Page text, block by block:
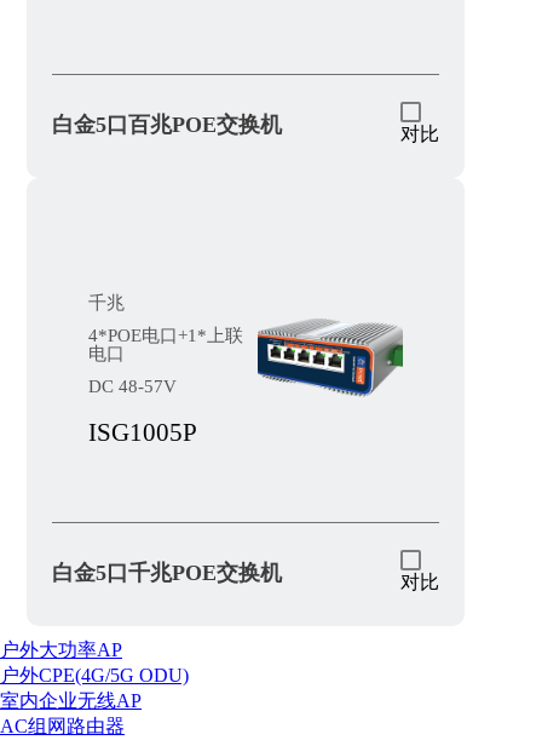
白金5口百兆POE交换机 对比
千兆
4*POE电口+1*上联
电口
DC 48-57V
ISG1005P
白金5口千兆POE交换机 对比
户外大功率AP
户外CPE(4G/5G ODU)
室内企业无线AP
AC组网路由器